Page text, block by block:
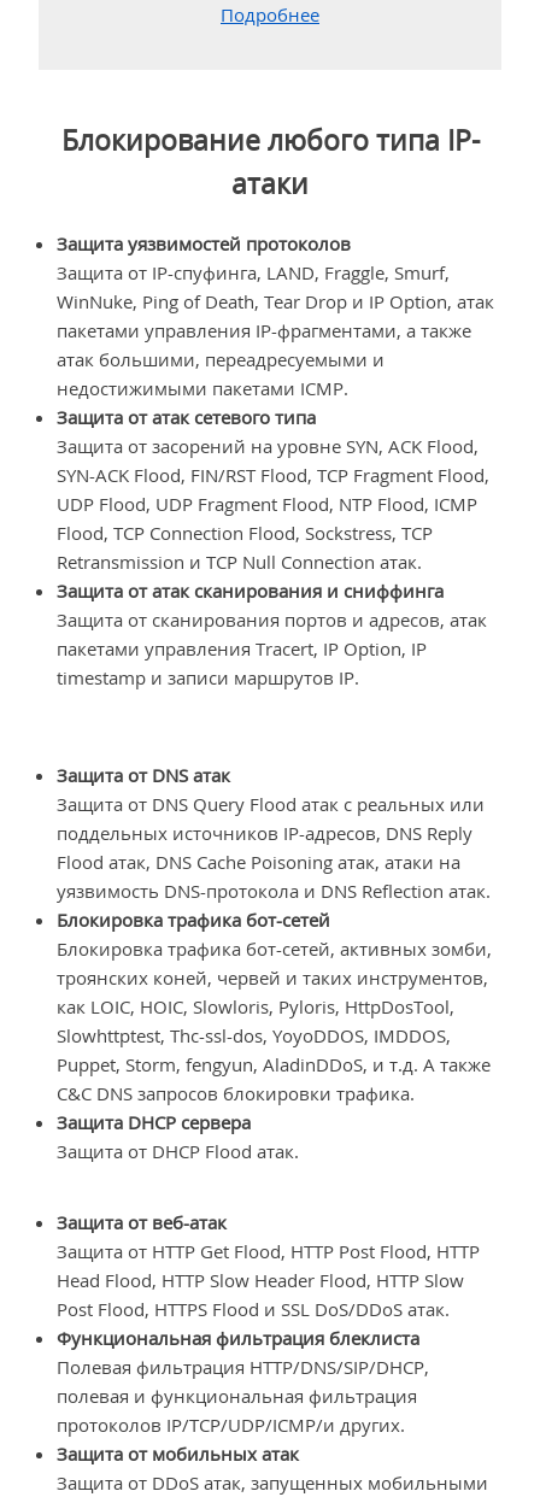
Подробнее
Блокирование любого типа IP-
атаки
Защита уязвимостей протоколов
Защита от IP-спуфинга, LAND, Fraggle, Smurf,
WinNuke, Ping of Death, Tear Drop и IP Option, атак
пакетами управления IP-фрагментами, а также
атак большими, переадресуемыми и
недостижимыми пакетами ICMP.
Защита от атак сетевого типа
Защита от засорений на уровне SYN, ACK Flood,
SYN-ACK Flood, FIN/RST Flood, TCP Fragment Flood,
UDP Flood, UDP Fragment Flood, NTP Flood, ICMP
Flood, TCP Connection Flood, Sockstress, TCP
Retransmission и TCP Null Connection атак.
Защита от атак сканирования и сниффинга
Защита от сканирования портов и адресов, атак
пакетами управления Tracert, IP Option, IP
timestamp и записи маршрутов IP.
Защита от DNS атак
Защита от DNS Query Flood атак с реальных или
поддельных источников IP-адресов, DNS Reply
Flood атак, DNS Cache Poisoning атак, атаки на
уязвимость DNS-протокола и DNS Reflection атак.
Блокировка трафика бот-сетей
Блокировка трафика бот-сетей, активных зомби,
троянских коней, червей и таких инструментов,
как LOIC, HOIC, Slowloris, Pyloris, HttpDosTool,
Slowhttptest, Thc-ssl-dos, YoyoDDOS, IMDDOS,
Puppet, Storm, fengyun, AladinDDoS, и т.д. А также
C&C DNS запросов блокировки трафика.
Защита DHCP сервера
Защита от DHCP Flood атак.
Защита от веб-атак
Защита от HTTP Get Flood, HTTP Post Flood, HTTP
Head Flood, HTTP Slow Header Flood, HTTP Slow
Post Flood, HTTPS Flood и SSL DoS/DDoS атак.
Функциональная фильтрация блеклиста
Полевая фильтрация HTTP/DNS/SIP/DHCP,
полевая и функциональная фильтрация
протоколов IP/TCP/UDP/ICMP/и других.
Защита от мобильных атак
Защита от DDoS атак, запущенных мобильными